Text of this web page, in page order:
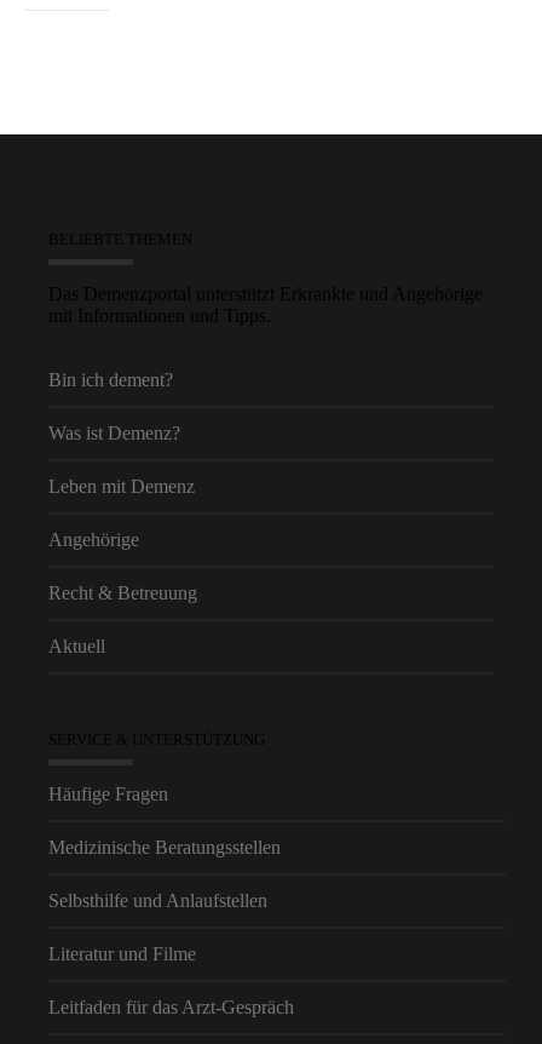
BELIEBTE THEMEN
Das Demenzportal unterstützt Erkrankte und Angehörige
mit Informationen und Tipps.
Bin ich dement?
Was ist Demenz?
Leben mit Demenz
Angehörige
Recht & Betreuung
Aktuell
SERVICE & UNTERSTÜTZUNG
Häufige Fragen
Medizinische Beratungsstellen
Selbsthilfe und Anlaufstellen
Literatur und Filme
Leitfaden für das Arzt-Gespräch